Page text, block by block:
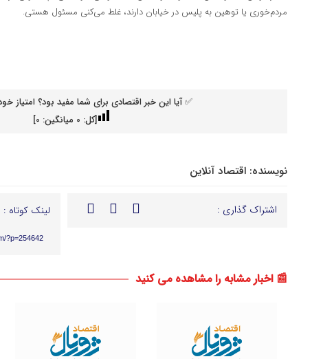
مردم‌خوری یا توهین به پلیس در خیابان دارند، غلط می‌کنی مسئول هستی.
✅ آیا این خبر اقتصادی برای شما مفید بود؟ امتیاز
[کل: 0 میانگین: 0
]
نویسنده: اقتصاد آنلاین
اشتراک گذاری : لینک کوتاه :
?p=254642
📰 اخبار مشابه را مشاهده می کنید